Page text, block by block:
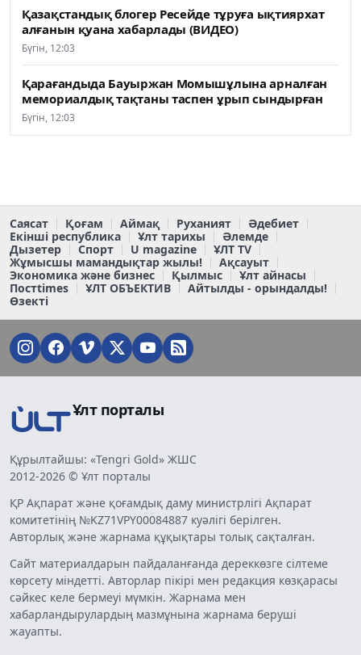
Қазақстандық блогер Ресейде тұруға ықтиярхат
алғанын қуана хабарлады (ВИДЕО)
Бүгін, 12:03
Қарағандыда Бауыржан Момышұлына арналған
мемориалдық тақтаны таспен ұрып сындырған
Бүгін, 12:03
Саясат Қоғам Аймақ Руханият
Әдебиет
Екінші республика
Ұлт тарихы
Әлемде
Дызетер
Спорт U magazine
ҰЛТ TV
Жұмысшы мамандықтар жылы!
Ақсауыт
Экономика және бизнес
Қылмыс
Ұлт айнасы
Постtimes
ҰЛТ ОБЪЕКТИВ
Айтылды - орындалды!
Өзекті
Ұлт порталы
Құрылтайшы: «Tengri Gold» ЖШС
2012-2026 © Ұлт порталы
ҚР Ақпарат және қоғамдық даму министрлігі Ақпарат
комитетінің №KZ71VPY00084887 куәлігі берілген.
Авторлық және жарнама құқықтары толық сақталған.
Сайт материалдарын пайдаланғанда дереккөзге сілтеме
көрсету міндетті. Авторлар пікірі мен редакция көзқарасы
сәйкес келе бермеуі мүмкін. Жарнама мен
хабарландырулардың мазмұнына жарнама беруші
жауапты.